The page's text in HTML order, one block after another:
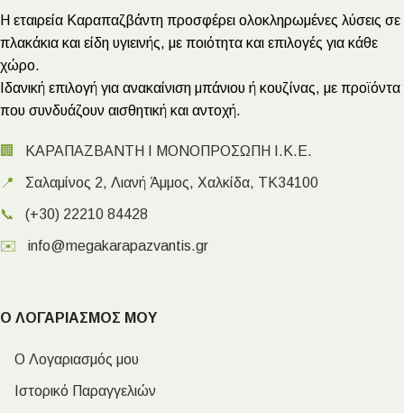
Η εταιρεία Καραπαζβάντη προσφέρει ολοκληρωμένες λύσεις σε
πλακάκια και είδη υγιεινής, με ποιότητα και επιλογές για κάθε
χώρο.
Ιδανική επιλογή για ανακαίνιση μπάνιου ή κουζίνας, με προϊόντα
που συνδυάζουν αισθητική και αντοχή.
🏢 ΚΑΡΑΠΑΖΒΑΝΤΗ Ι ΜΟΝΟΠΡΟΣΩΠΗ Ι.Κ.Ε.
📍 Σαλαμίνος 2, Λιανή Άμμος, Χαλκίδα, ΤΚ34100
📞 (+30) 22210 84428
✉️ info@megakarapazvantis.gr
Ο ΛΟΓΑΡΙΑΣΜΟΣ ΜΟΥ
Ο Λογαριασμός μου
Ιστορικό Παραγγελιών